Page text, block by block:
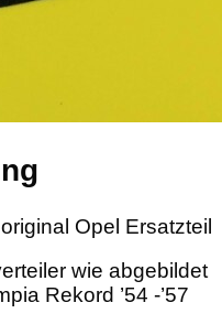
Opel Ersatzteil
wie abgebildet
Rekord ’54 -’57